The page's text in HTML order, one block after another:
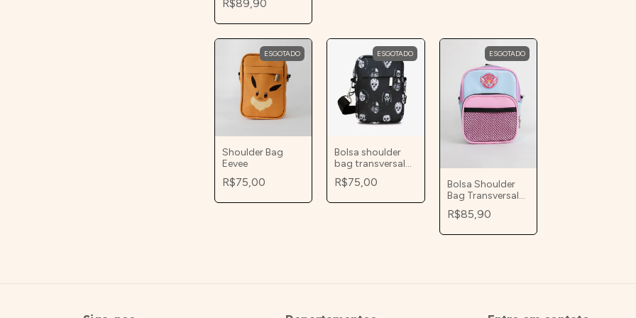
R$89,90
ESGOTADO
Shoulder Bag
Eevee
R$75,00
ESGOTADO
Bolsa shoulder
bag transversal
de ombro terror
R$75,00
ESGOTADO
Bolsa Shoulder
Bag Transversal
Magical Girl
R$85,90